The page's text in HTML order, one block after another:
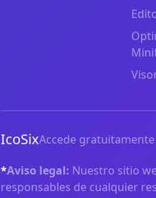
IcoSixAccede
*Aviso legal: Nuestro sitio
responsables de cualquier